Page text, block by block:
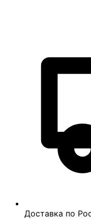
Доставка по